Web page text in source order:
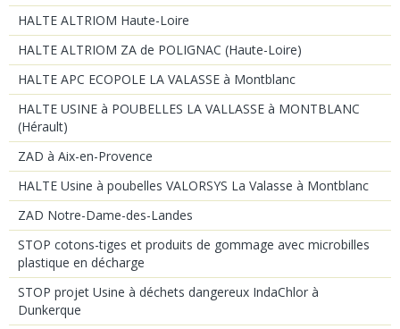
HALTE ALTRIOM Haute-Loire
HALTE ALTRIOM ZA de POLIGNAC (Haute-Loire)
HALTE APC ECOPOLE LA VALASSE à Montblanc
HALTE USINE à POUBELLES LA VALLASSE à MONTBLANC
(Hérault)
ZAD à Aix-en-Provence
HALTE Usine à poubelles VALORSYS La Valasse à Montblanc
ZAD Notre-Dame-des-Landes
STOP cotons-tiges et produits de gommage avec microbilles
plastique en décharge
STOP projet Usine à déchets dangereux IndaChlor à
Dunkerque